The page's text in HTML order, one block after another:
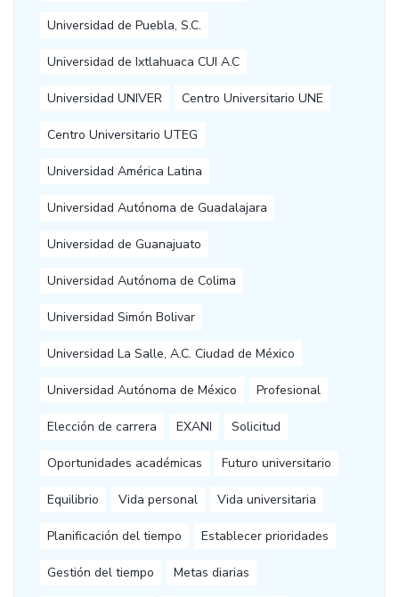
Universidad de Puebla, S.C.
Universidad de Ixtlahuaca CUI A.C
Universidad UNIVER Centro Universitario UNE
Centro Universitario UTEG
Universidad América Latina
Universidad Autónoma de Guadalajara
Universidad de Guanajuato
Universidad Autónoma de Colima
Universidad Simón Bolivar
Universidad La Salle, A.C. Ciudad de México
Universidad Autónoma de México Profesional
Elección de carrera EXANI Solicitud
Oportunidades académicas Futuro universitario
Equilibrio Vida personal Vida universitaria
Planificación del tiempo Establecer prioridades
Gestión del tiempo Metas diarias